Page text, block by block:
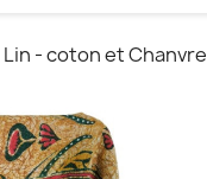
- coton et Chanvre